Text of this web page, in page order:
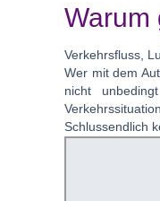
Warum
Verkehrsfluss,
Wer mit dem
nicht
Schlussendlich